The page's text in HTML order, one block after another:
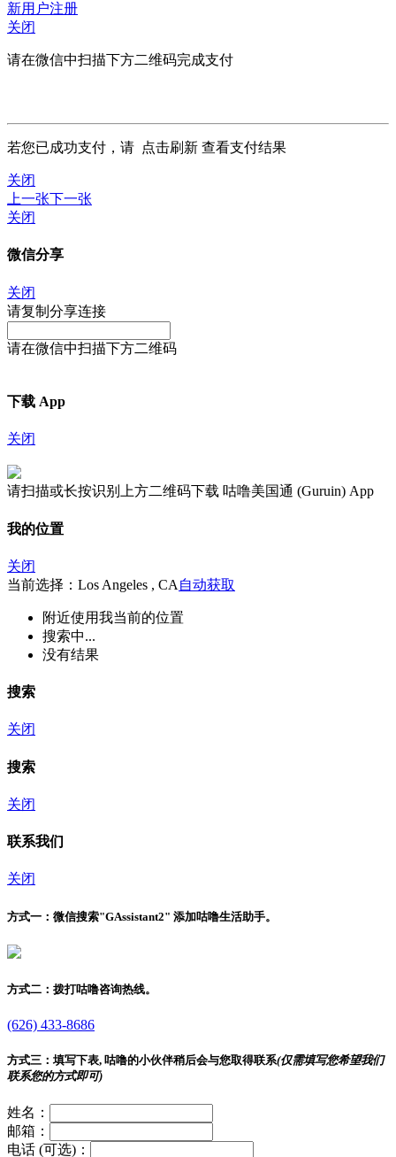
新用户注册
关闭
请在微信中扫描下方二维码完成支付
若您已成功支付，请 点击刷新 查看支付结果
关闭
上一张下一张
关闭
微信分享
关闭
请复制分享连接
请在微信中扫描下方二维码
下载 App
关闭
请扫描或长按识别上方二维码下载 咕噜美国通 (Guruin) App
我的位置
关闭
当前选择：Los Angeles , CA 自动获取
附近使用我当前的位置
搜索中...
没有结果
搜索
关闭
搜索
关闭
联系我们
关闭
方式一： 微信搜索"GAssistant2" 添加咕噜生活助手。
方式二： 拨打咕噜咨询热线。
(626) 433-8686
方式三： 填写下表, 咕噜的小伙伴稍后会与您取得联系(仅需填写您希望我们
联系您的方式即可)
姓名：
邮箱：
电话 (可选)：